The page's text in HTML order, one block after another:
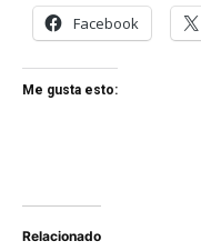
Facebook
Me gusta esto:
Relacionado